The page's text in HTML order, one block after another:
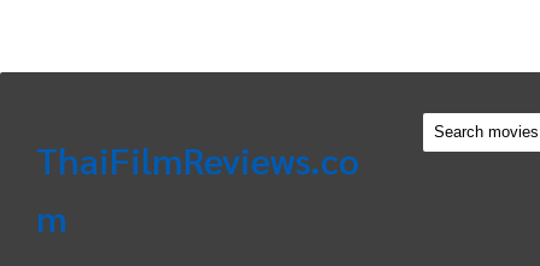
ThaiFilmReviews.co
m